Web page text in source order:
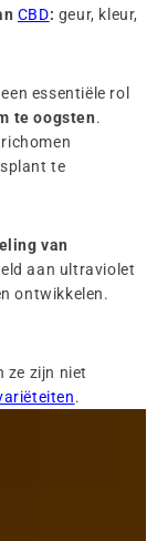
CBD: geur, kleur,
essentiële rol
te oogsten.
te
van
aan ultraviolet
ontwikkelen.
ze zijn niet
.